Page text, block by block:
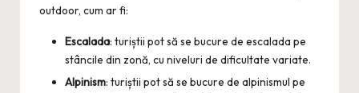
outdoor, cum ar fi:
Escalada: turiștii pot să se bucure de escalada pe
stâncile din zonă, cu niveluri de dificultate variate.
Alpinism: turiștii pot să se bucure de alpinismul pe